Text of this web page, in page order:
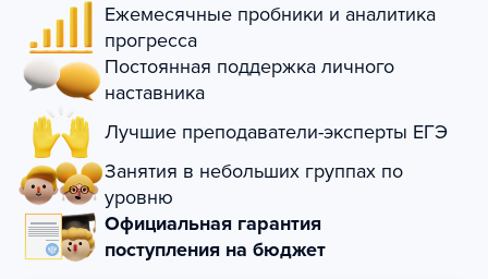
Ежемесячные пробники и аналитика
прогресса
Постоянная поддержка личного
наставника
Лучшие преподаватели-эксперты ЕГЭ
Занятия в небольших группах по
уровню
Официальная гарантия
поступления на бюджет